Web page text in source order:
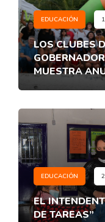
EDUCACIÓN
LOS CLUBES
MUESTRA
EDUCACIÓN
EL
DE TAREAS”